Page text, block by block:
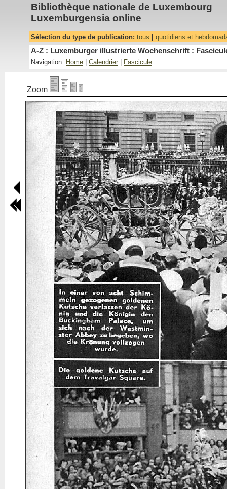
Bibliothèque nationale de Luxembourg
Luxemburgensia online
Sélection du type de publication: tous quotidiens et
A-Z : Luxemburger illustrierte Wochenschrift :
Navigation: Home Calendrier Fascicule
Zoom